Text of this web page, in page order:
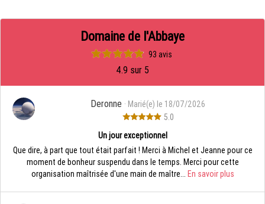
Domaine de l'Abbaye
93 avis
4.9 sur 5
Deronne · Marié(e) le 18/07/2026
5.0
Un jour exceptionnel
Que dire, à part que tout était parfait ! Merci à Michel et Jeanne pour ce
moment de bonheur suspendu dans le temps. Merci pour cette
organisation maîtrisée d'une main de maître... En savoir plus